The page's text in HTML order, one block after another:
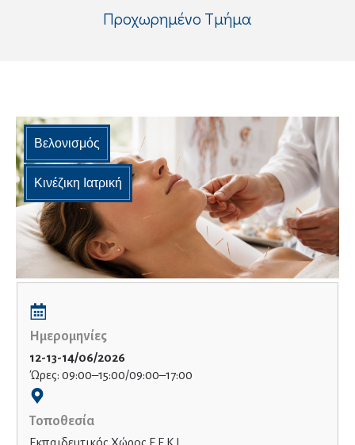
Προχωρημένο Τμήμα
Βελονισμός
Κινέζικη Ιατρική
Ημερομηνίες
12-13-14/06/2026
Ώρες: 09:00–15:00/09:00–17:00
Τοποθεσία
Εκπαιδευτικός Χώρος Ε.Ε.Κ.Ι.